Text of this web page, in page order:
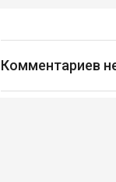
Комментариев